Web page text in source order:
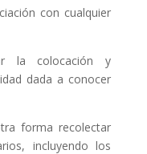
con cualquier
la colocación y
dada a conocer
forma recolectar
incluyendo los